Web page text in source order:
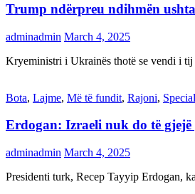
Trump ndërpreu ndihmën
adminadmin March 4, 2025
Kryeministri i Ukrainës thotë se vendi i
Bota, Lajme, Më të fundit, Rajoni,
Erdogan: Izraeli nuk do të gjejë
adminadmin March 4, 2025
Presidenti turk, Recep Tayyip Erdogan,